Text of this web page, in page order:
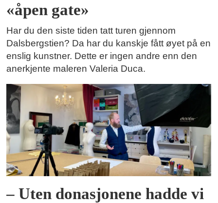
«åpen gate»
Har du den siste tiden tatt turen gjennom
Dalsbergstien? Da har du kanskje fått øyet på en
enslig kunstner. Dette er ingen andre enn den
anerkjente maleren Valeria Duca.
– Uten donasjonene hadde vi